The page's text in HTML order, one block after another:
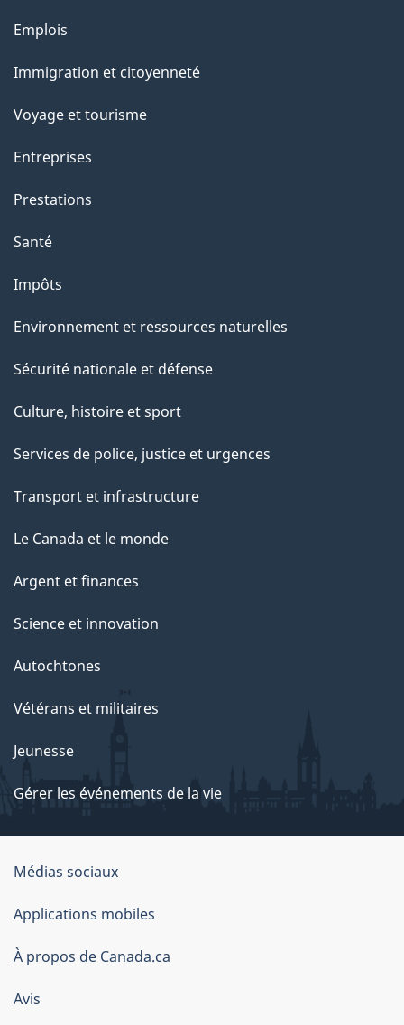
Thèmes
sujets
Emplois
Immigration et citoyenneté
Voyage et tourisme
Entreprises
Prestations
Santé
Impôts
Environnement et ressources naturelles
Sécurité nationale et défense
Culture, histoire et sport
Services de police, justice et urgences
Transport et infrastructure
Le Canada et le monde
Argent et finances
Science et innovation
Autochtones
Vétérans et militaires
Jeunesse
Gérer les événements de la vie
Organisation
du
gouvernement
du
Canada
Médias sociaux
Applications mobiles
À propos de Canada.ca
Avis